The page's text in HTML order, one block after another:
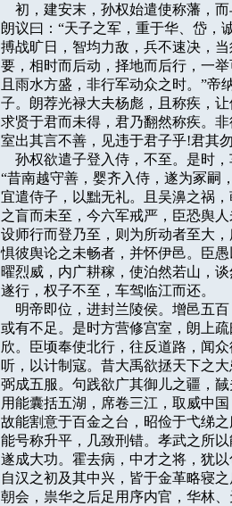
初，建安末，孙权始遣使称藩，
朗议曰：“天子之军，重于华、岱，
搏战旷日，智均力敌，兵不速决，
要，相时而后动，择地而后行，一
且雨水方盛，非行军动众之时。”
子。朗荐光禄大夫杨彪，且称疾，
求贤于君而未得，君乃翻然称疾。
室出其言不善，见违于君子乎!君其
孙权欲遣子登入侍，不至。是时
“昔南越守善，婴齐入侍，遂为冢嗣
宜遣侍子，以黜无礼。且吴濞之祸
之盲而未至，今六军戒严，臣恐舆
设师行而登乃至，则为所动者至大
惧彼舆论之未畅者，并怀伊邑。臣
曜烈威，内广耕稼，使泊然若山，
遂行，权子不至，车驾临江而还。
明帝即位，进封兰陵侯。增邑五
或有不足。是时方营修宫室，朗上
欣。臣顷奉使北行，往反道路，闻
听，以计制寇。昔大禹欲拯天下之
弼成五服。句践欲广其御儿之疆，
用能囊括五湖，席卷三江，取威中
故能割意于百金之台，昭俭于弋绨
能号称升平，几致刑错。孝武之所
遂成大功。霍去病，中才之将，犹
自汉之初及其中兴，皆于金革略寝
朝会，祟华之后足用序内官，华林